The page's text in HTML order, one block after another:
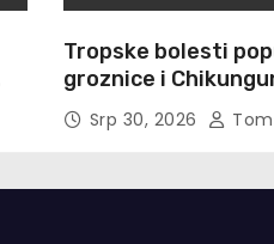
Tropske bolesti
groznice i
su u Europi
Srp 30, 2026